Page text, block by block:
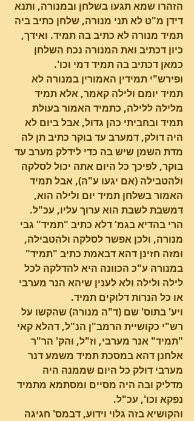
הזהרו שמא תגעו בשלחן ובמנורה, ותנא
דידן מ"ט לא תני מנורה, שלחן כתיב ביה
תמיד מנורה לא כתיב בה תמיד. ואידך,
כיון דכתיב ואת המנורה נכח השלחן
כמאן דכתיב בה תמיד דמי וכו'.
ופירש"י תמידין האמורין במנורה לא
תמיד יומם ולילה קאמר, אלא תמיד
מלילה ללילה, כתמיד האמור בעולת
תמיד ובחביתי כהן גדול, אבל ביום לא
היה דולק, דמערב עד בוקר כתיב תן לה
מדת השמן שיש בה כדי לידלק מערב עד
בוקר, לפיכך כל היום אתה יכול לסלקה
ולהטבילה (אם יגעו ע"ה), אבל תמיד
האמור בשלחן תמיד יום ולילה הוא,
דמשבת לשבת הוא ערוך עליו, עכ"ל.
הרי בהדיא בגמ' דלא כתיב "תמיד" גבי
מנורה, ולכן אפשר לסלקה ולהטבילה,
ומזה חזינן דהא דבאמת כתיב "תמיד"
במנורה ע"כ הכוונה היא להדלקה לכל
לילה ולילה ולא לענין שיהא הנר מערבי
או כל הנרות דלוקים תמיד.
ויע' בתוס' שם (ד"ה מנורה) שהקשו על
רש"י כקושיית הרמב"ן הנ"ל, דהלא קאי
"תמיד" אנר מערבי, וז"ל, והק' הר"ר
אלחנן דהא במסכת תמיד משמע דנר
מערבי דולק כל היום שממנה היה
מדליק ובה היה מסיים ומסתמא מתמיד
נפקא וכו', עכ"ל.
והקושיא בזה גלוי וידוע, דבמס' חגיגה